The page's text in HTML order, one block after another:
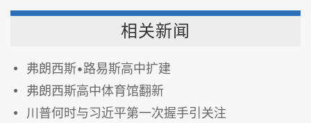
相关新闻
弗朗西斯•路易斯高中扩建
弗朗西斯高中体育馆翻新
川普何时与习近平第一次握手引关注